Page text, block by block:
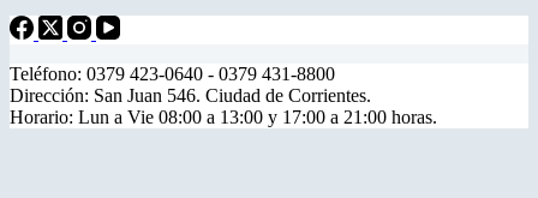
Teléfono: 0379 423-0640 - 0379 431-8800
Dirección: San Juan 546. Ciudad de Corrientes.
Horario: Lun a Vie 08:00 a 13:00 y 17:00 a 21:00 horas.